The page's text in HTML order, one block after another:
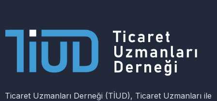
Ticaret Uzmanları Derneği (TİUD), Ticaret Uzmanları ile